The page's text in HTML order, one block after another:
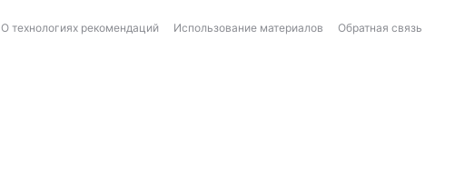
О технологиях рекомендаций Использование материалов Обратная связь